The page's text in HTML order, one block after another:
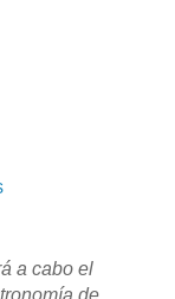
a cabo el
de